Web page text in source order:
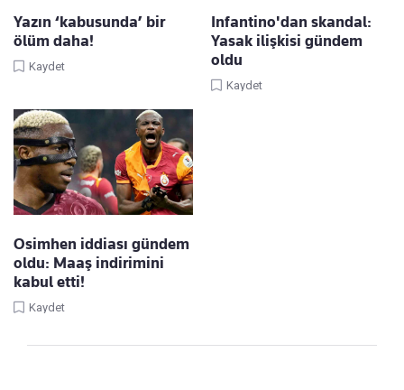
Yazın ‘kabusunda’ bir
ölüm daha!
Kaydet
Infantino'dan skandal:
Yasak ilişkisi gündem
oldu
Kaydet
Osimhen iddiası gündem
oldu: Maaş indirimini
kabul etti!
Kaydet